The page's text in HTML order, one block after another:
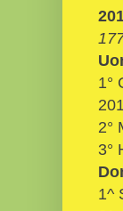
1°
2°
3°
1^